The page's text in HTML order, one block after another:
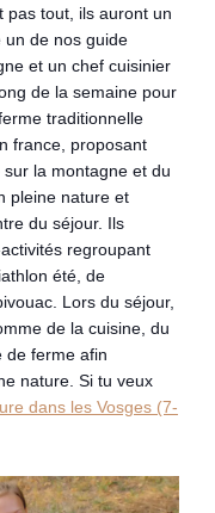
pas tout, ils auront un
un de nos guide
et un chef cuisinier
de la semaine pour
traditionnelle
france, proposant
la montagne et du
pleine nature et
du séjour. Ils
regroupant
été, de
Lors du séjour,
de la cuisine, du
de ferme afin
nature. Si tu veux
dans les Vosges (7-